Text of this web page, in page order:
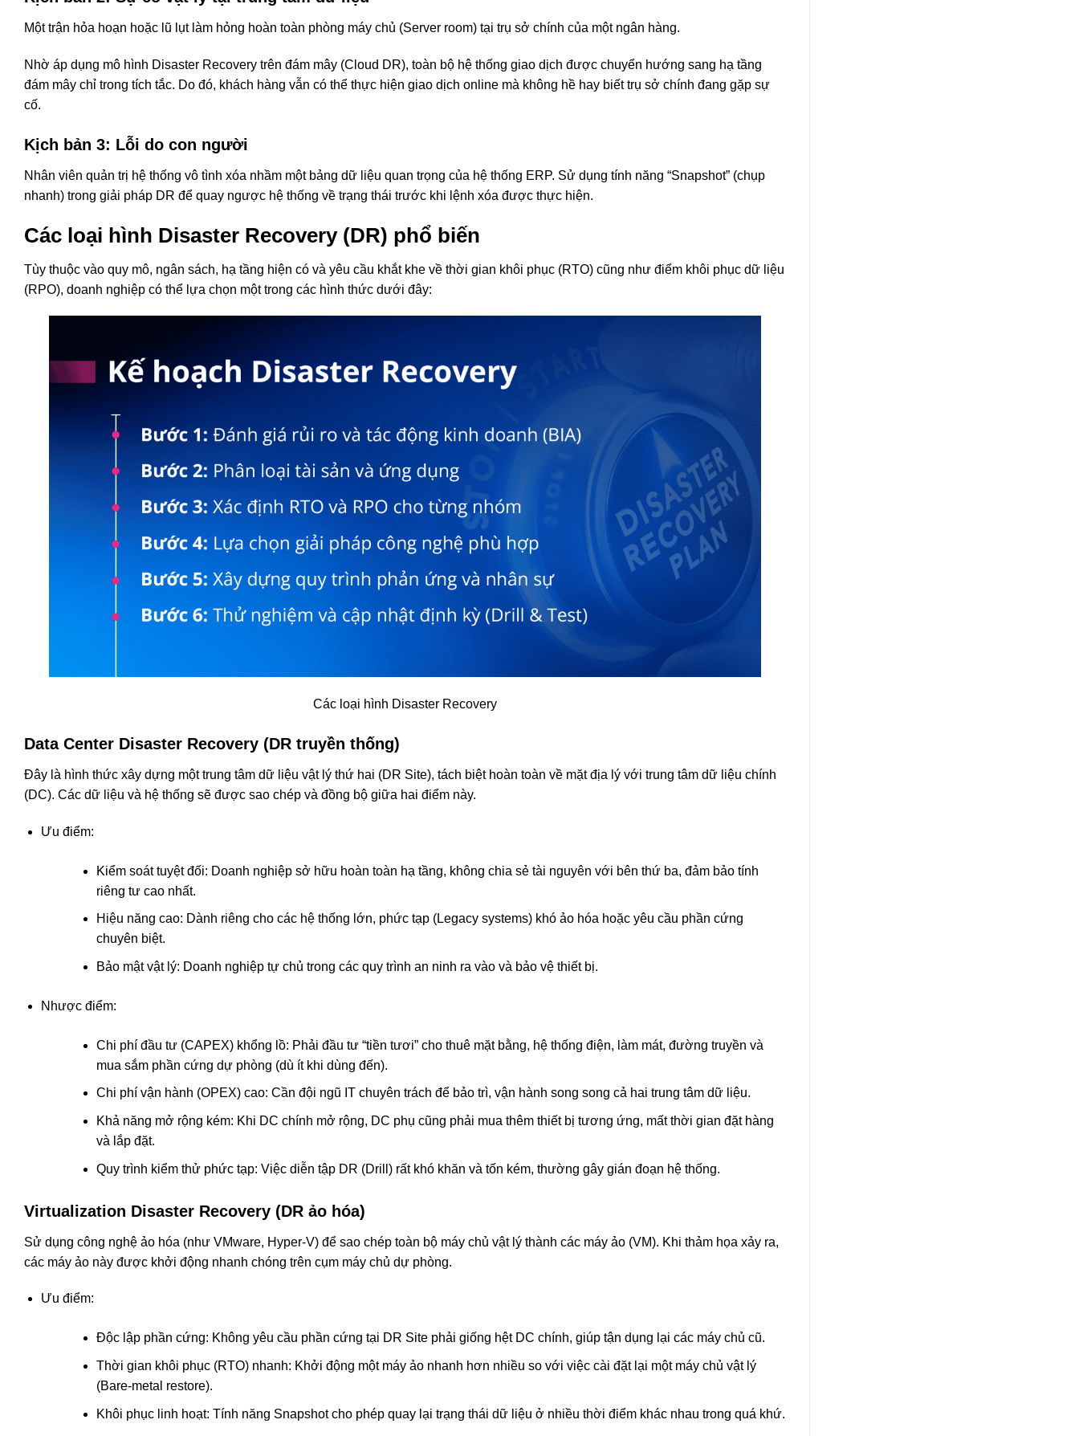
Một trận hỏa hoạn hoặc lũ lụt làm hỏng hoàn toàn phòng máy chủ (Server room) tại trụ sở chính của một ngân hàng.
Nhờ áp dụng mô hình Disaster Recovery trên đám mây (Cloud DR), toàn bộ hệ thống giao dịch được chuyển hướng sang hạ tầng
đám mây chỉ trong tích tắc. Do đó, khách hàng vẫn có thể thực hiện giao dịch online mà không hề hay biết trụ sở chính đang gặp sự
cố.
Kịch bản 3: Lỗi do con người
Nhân viên quản trị hệ thống vô tình xóa nhầm một bảng dữ liệu quan trọng của hệ thống ERP. Sử dụng tính năng “Snapshot” (chụp
nhanh) trong giải pháp DR để quay ngược hệ thống về trạng thái trước khi lệnh xóa được thực hiện.
Các loại hình Disaster Recovery (DR) phổ biến
Tùy thuộc vào quy mô, ngân sách, hạ tầng hiện có và yêu cầu khắt khe về thời gian khôi phục (RTO) cũng như điểm khôi phục dữ liệu
(RPO), doanh nghiệp có thể lựa chọn một trong các hình thức dưới đây:
Các loại hình Disaster Recovery
Data Center Disaster Recovery (DR truyền thống)
Đây là hình thức xây dựng một trung tâm dữ liệu vật lý thứ hai (DR Site), tách biệt hoàn toàn về mặt địa lý với trung tâm dữ liệu chính
(DC). Các dữ liệu và hệ thống sẽ được sao chép và đồng bộ giữa hai điểm này.
Ưu điểm:
Kiểm soát tuyệt đối: Doanh nghiệp sở hữu hoàn toàn hạ tầng, không chia sẻ tài nguyên với bên thứ ba, đảm bảo tính
riêng tư cao nhất.
Hiệu năng cao: Dành riêng cho các hệ thống lớn, phức tạp (Legacy systems) khó ảo hóa hoặc yêu cầu phần cứng
chuyên biệt.
Bảo mật vật lý: Doanh nghiệp tự chủ trong các quy trình an ninh ra vào và bảo vệ thiết bị.
Nhược điểm:
Chi phí đầu tư (CAPEX) khổng lồ: Phải đầu tư “tiền tươi” cho thuê mặt bằng, hệ thống điện, làm mát, đường truyền và
mua sắm phần cứng dự phòng (dù ít khi dùng đến).
Chi phí vận hành (OPEX) cao: Cần đội ngũ IT chuyên trách để bảo trì, vận hành song song cả hai trung tâm dữ liệu.
Khả năng mở rộng kém: Khi DC chính mở rộng, DC phụ cũng phải mua thêm thiết bị tương ứng, mất thời gian đặt hàng
và lắp đặt.
Quy trình kiểm thử phức tạp: Việc diễn tập DR (Drill) rất khó khăn và tốn kém, thường gây gián đoạn hệ thống.
Virtualization Disaster Recovery (DR ảo hóa)
Sử dụng công nghệ ảo hóa (như VMware, Hyper-V) để sao chép toàn bộ máy chủ vật lý thành các máy ảo (VM). Khi thảm họa xảy ra,
các máy ảo này được khởi động nhanh chóng trên cụm máy chủ dự phòng.
Ưu điểm:
Độc lập phần cứng: Không yêu cầu phần cứng tại DR Site phải giống hệt DC chính, giúp tận dụng lại các máy chủ cũ.
Thời gian khôi phục (RTO) nhanh: Khởi động một máy ảo nhanh hơn nhiều so với việc cài đặt lại một máy chủ vật lý
(Bare-metal restore).
Khôi phục linh hoạt: Tính năng Snapshot cho phép quay lại trạng thái dữ liệu ở nhiều thời điểm khác nhau trong quá khứ.